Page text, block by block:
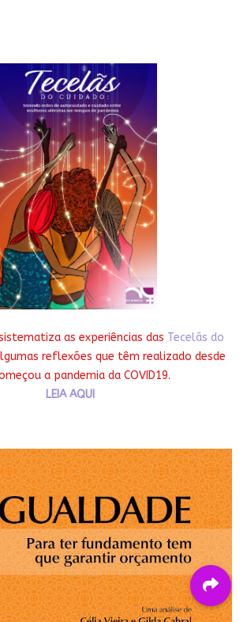
as experiências das Tecelãs do
reflexões que têm realizado desde
a pandemia da COVID19.
LEIA AQUI